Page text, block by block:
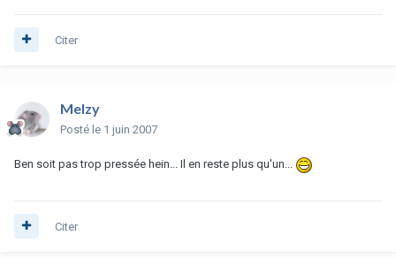
Citer
Melzy
Posté le 1 juin 2007
Ben soit pas trop pressée hein... Il en reste plus qu'un...
Citer